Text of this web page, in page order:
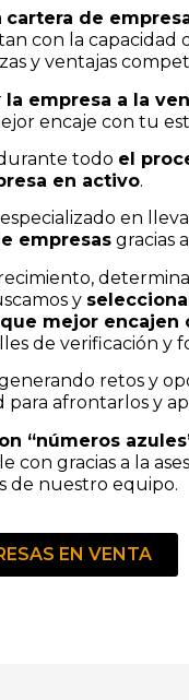
cartera de
con la capacidad
y ventajas
la empresa a la
encaje con tu
todo el
en activo.
en
empresas gracias a
y
mejor encajen
de verificación y
retos y
para afrontarlos y
“números
con gracias a la
de nuestro equipo.
EN VENTA